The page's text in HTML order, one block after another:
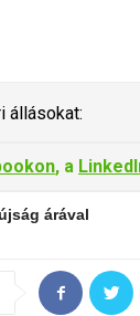
állásokat:
, a
árával